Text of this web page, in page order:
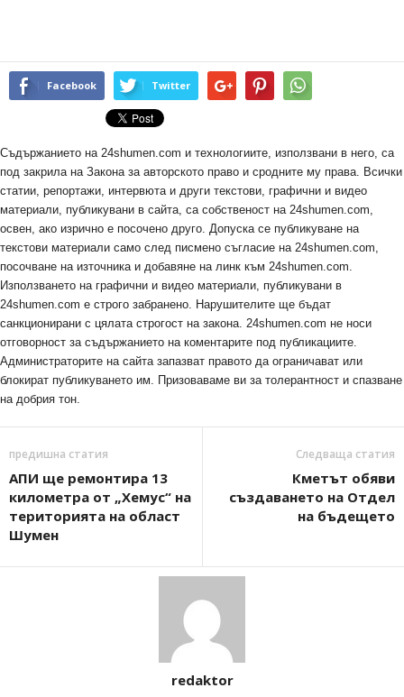
Facebook Twitter
Съдържанието на 24shumen.com и технологиите, използвани в него, са
под закрила на Закона за авторското право и сродните му права. Всички
статии, репортажи, интервюта и други текстови, графични и видео
материали, публикувани в сайта, са собственост на 24shumen.com,
освен, ако изрично е посочено друго. Допуска се публикуване на
текстови материали само след писмено съгласие на 24shumen.com,
посочване на източника и добавяне на линк към 24shumen.com.
Използването на графични и видео материали, публикувани в
24shumen.com е строго забранено. Нарушителите ще бъдат
санкционирани с цялата строгост на закона. 24shumen.com не носи
отговорност за съдържанието на коментарите под публикациите.
Администраторите на сайта запазват правото да ограничават или
блокират публикуването им. Призоваваме ви за толерантност и спазване
на добрия тон.
предишна статия
АПИ ще ремонтира 13
километра от „Хемус“ на
територията на област
Шумен
Следваща статия
Кметът обяви
създаването на Отдел
на бъдещето
redaktor